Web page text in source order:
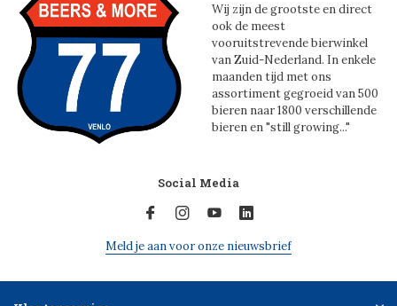
Wij zijn de grootste en direct
ook de meest
vooruitstrevende bierwinkel
van Zuid-Nederland. In enkele
maanden tijd met ons
assortiment gegroeid van 500
bieren naar 1800 verschillende
bieren en "still growing..."
Social Media
Meld je aan voor onze nieuwsbrief